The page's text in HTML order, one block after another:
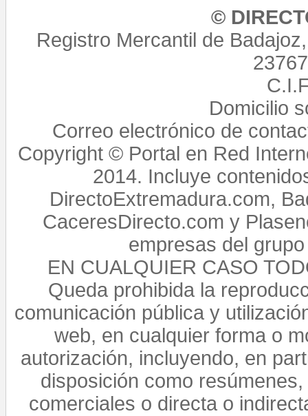
©
Registro Mercantil de
Domicilio
Correo electrónico de
Copyright © Portal en Red
2014. Incluye
DirectoExtremadura.com,
CaceresDirecto.com y
empresas del
EN CUALQUIER CASO
Queda prohibida la
comunicación pública y
web, en cualquier forma o
autorización, incluyendo, en
disposición como
comerciales o directa o